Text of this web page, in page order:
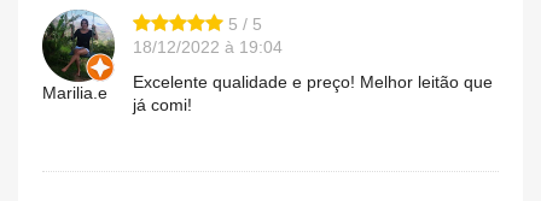
Marilia.e
5 / 5
18/12/2022 à 19:04
Excelente qualidade e preço! Melhor leitão que
já comi!